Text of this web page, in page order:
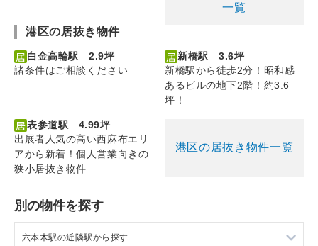
一覧
港区の居抜き物件
白金高輪駅 2.9坪
諸条件はご相談ください
新橋駅 3.6坪
新橋駅から徒歩2分！昭和感
あるビルの地下2階！約3.6
坪！
表参道駅 4.99坪
出展者人気の高い西麻布エリ
アから新着！個人営業向きの
狭小居抜き物件
港区の居抜き物件一覧
別の物件を探す
六本木駅の近隣駅から探す